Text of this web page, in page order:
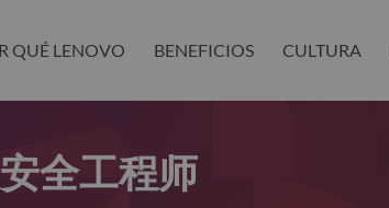
QUÉ LENOVO BENEFICIOS CULTURA
全工程师